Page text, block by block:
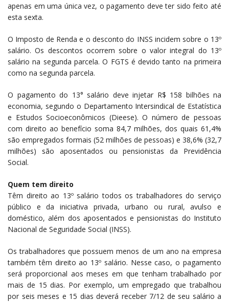
apenas em uma única vez, o pagamento deve ter sido feito até
esta sexta.
O Imposto de Renda e o desconto do INSS incidem sobre o 13º
salário. Os descontos ocorrem sobre o valor integral do 13º
salário na segunda parcela. O FGTS é devido tanto na primeira
como na segunda parcela.
O pagamento do 13° salário deve injetar R$ 158 bilhões na
economia, segundo o Departamento Intersindical de Estatística
e Estudos Socioeconômicos (Dieese). O número de pessoas
com direito ao benefício soma 84,7 milhões, dos quais 61,4%
são empregados formais (52 milhões de pessoas) e 38,6% (32,7
milhões) são aposentados ou pensionistas da Previdência
Social.
Quem tem direito
Têm direito ao 13º salário todos os trabalhadores do serviço
público e da iniciativa privada, urbano ou rural, avulso e
doméstico, além dos aposentados e pensionistas do Instituto
Nacional de Seguridade Social (INSS).
Os trabalhadores que possuem menos de um ano na empresa
também têm direito ao 13º salário. Nesse caso, o pagamento
será proporcional aos meses em que tenham trabalhado por
mais de 15 dias. Por exemplo, um empregado que trabalhou
por seis meses e 15 dias deverá receber 7/12 de seu salário a